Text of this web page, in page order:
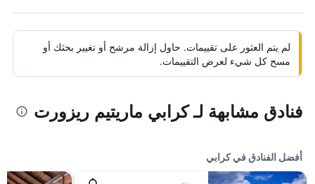
لم يتم العثور على تقييمات. حاول إزالة مرشح أو تغيير بحثك أو
مسح كل شيء لعرض التقييمات.
فنادق مشابهة لـ كرابي ماريتيم ريزورت
أفضل الفنادق في كرابي